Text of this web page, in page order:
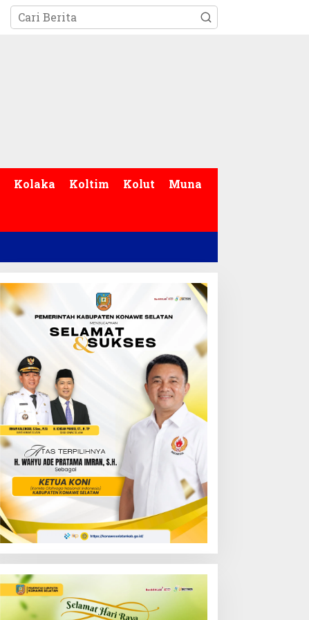
Kolaka Koltim Kolut Muna